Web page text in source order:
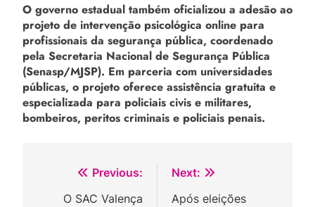
O governo estadual também oficializou a adesão ao
projeto de intervenção psicológica online para
profissionais da segurança pública, coordenado
pela Secretaria Nacional de Segurança Pública
(Senasp/MJSP). Em parceria com universidades
públicas, o projeto oferece assistência gratuita e
especializada para policiais civis e militares,
bombeiros, peritos criminais e policiais penais.
Navegação
Previous:
O SAC Valença
Next:
Após eleições